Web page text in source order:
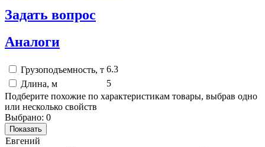
Задать вопрос
Аналоги
Грузоподъемность, т 6.3
Длина, м
5
Подберите похожие по характеристикам товары, выбрав одно
или несколько свойств
Выбрано: 0
Показать
Евгений